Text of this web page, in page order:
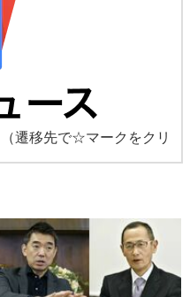
（遷移先で☆マークをクリ